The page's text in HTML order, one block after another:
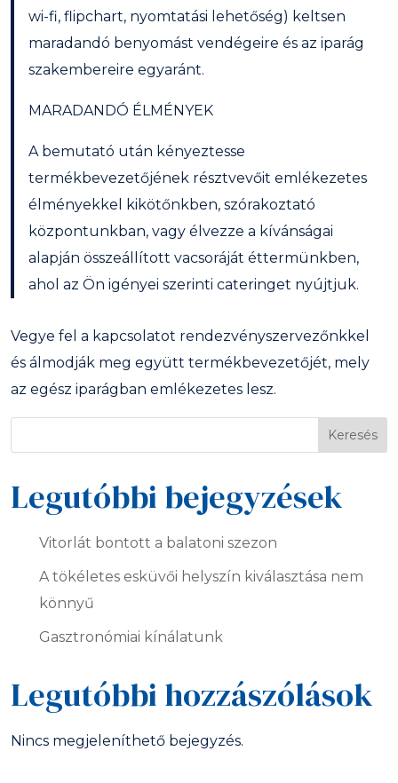
wi-fi, flipchart, nyomtatási lehetőség) keltsen
maradandó benyomást vendégeire és az iparág
szakembereire egyaránt.
MARADANDÓ ÉLMÉNYEK
A bemutató után kényeztesse
termékbevezetőjének résztvevőit emlékezetes
élményekkel kikötőnkben, szórakoztató
központunkban, vagy élvezze a kívánságai
alapján összeállított vacsoráját éttermünkben,
ahol az Ön igényei szerinti cateringet nyújtjuk.
Vegye fel a kapcsolatot rendezvényszervezőnkkel
és álmodják meg együtt termékbevezetőjét, mely
az egész iparágban emlékezetes lesz.
Keresés
Legutóbbi bejegyzések
Vitorlát bontott a balatoni szezon
A tökéletes esküvői helyszín kiválasztása nem
könnyű
Gasztronómiai kínálatunk
Legutóbbi hozzászólások
Nincs megjeleníthető bejegyzés.